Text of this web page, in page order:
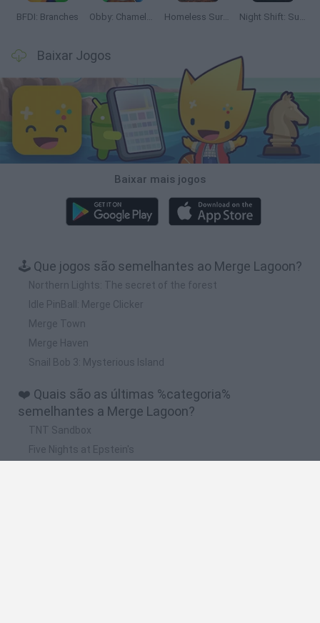
BFDI: Branches Obby: Chameleon: Paint & Hide Homeless Survival Online Night Shift: Survival Horror
Baixar Jogos
Baixar mais jogos
🕹️ Que jogos são semelhantes ao Merge Lagoon?
Northern Lights: The secret of the forest
Idle PinBall: Merge Clicker
Merge Town
Merge Haven
Snail Bob 3: Mysterious Island
❤️ Quais são as últimas %categoria%
semelhantes a Merge Lagoon?
TNT Sandbox
Five Nights at Epstein's